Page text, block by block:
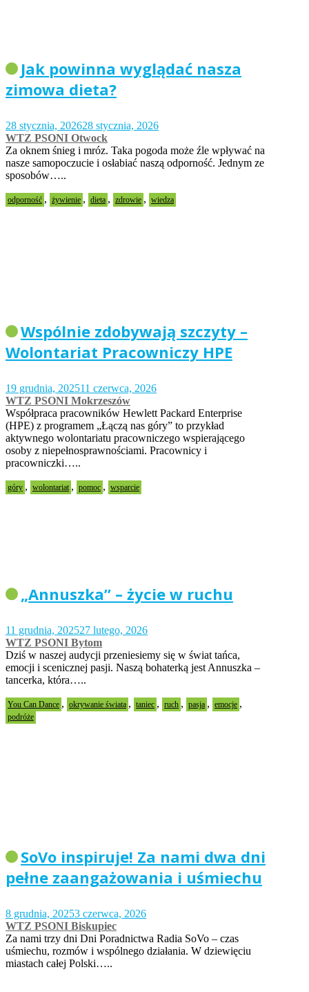
Jak powinna wyglądać nasza
zimowa dieta?
28 stycznia, 202628 stycznia, 2026
WTZ PSONI Otwock
Za oknem śnieg i mróz. Taka pogoda może źle wpływać na
nasze samopoczucie i osłabiać naszą odporność. Jednym ze
sposobów…..
odporność , żywienie , dieta , zdrowie , wiedza
Wspólnie zdobywają szczyty –
Wolontariat Pracowniczy HPE
19 grudnia, 202511 czerwca, 2026
WTZ PSONI Mokrzeszów
Współpraca pracowników Hewlett Packard Enterprise
(HPE) z programem „Łączą nas góry” to przykład
aktywnego wolontariatu pracowniczego wspierającego
osoby z niepełnosprawnościami. Pracownicy i
pracowniczki…..
góry , wolontariat , pomoc , wsparcie
„Annuszka” – życie w ruchu
11 grudnia, 202527 lutego, 2026
WTZ PSONI Bytom
Dziś w naszej audycji przeniesiemy się w świat tańca,
emocji i scenicznej pasji. Naszą bohaterką jest Annuszka –
tancerka, która…..
You Can Dance , okrywanie świata , taniec , ruch , pasja , emocje ,
podróże
SoVo inspiruje! Za nami dwa dni
pełne zaangażowania i uśmiechu
8 grudnia, 20253 czerwca, 2026
WTZ PSONI Biskupiec
Za nami trzy dni Dni Poradnictwa Radia SoVo – czas
uśmiechu, rozmów i wspólnego działania. W dziewięciu
miastach całej Polski…..